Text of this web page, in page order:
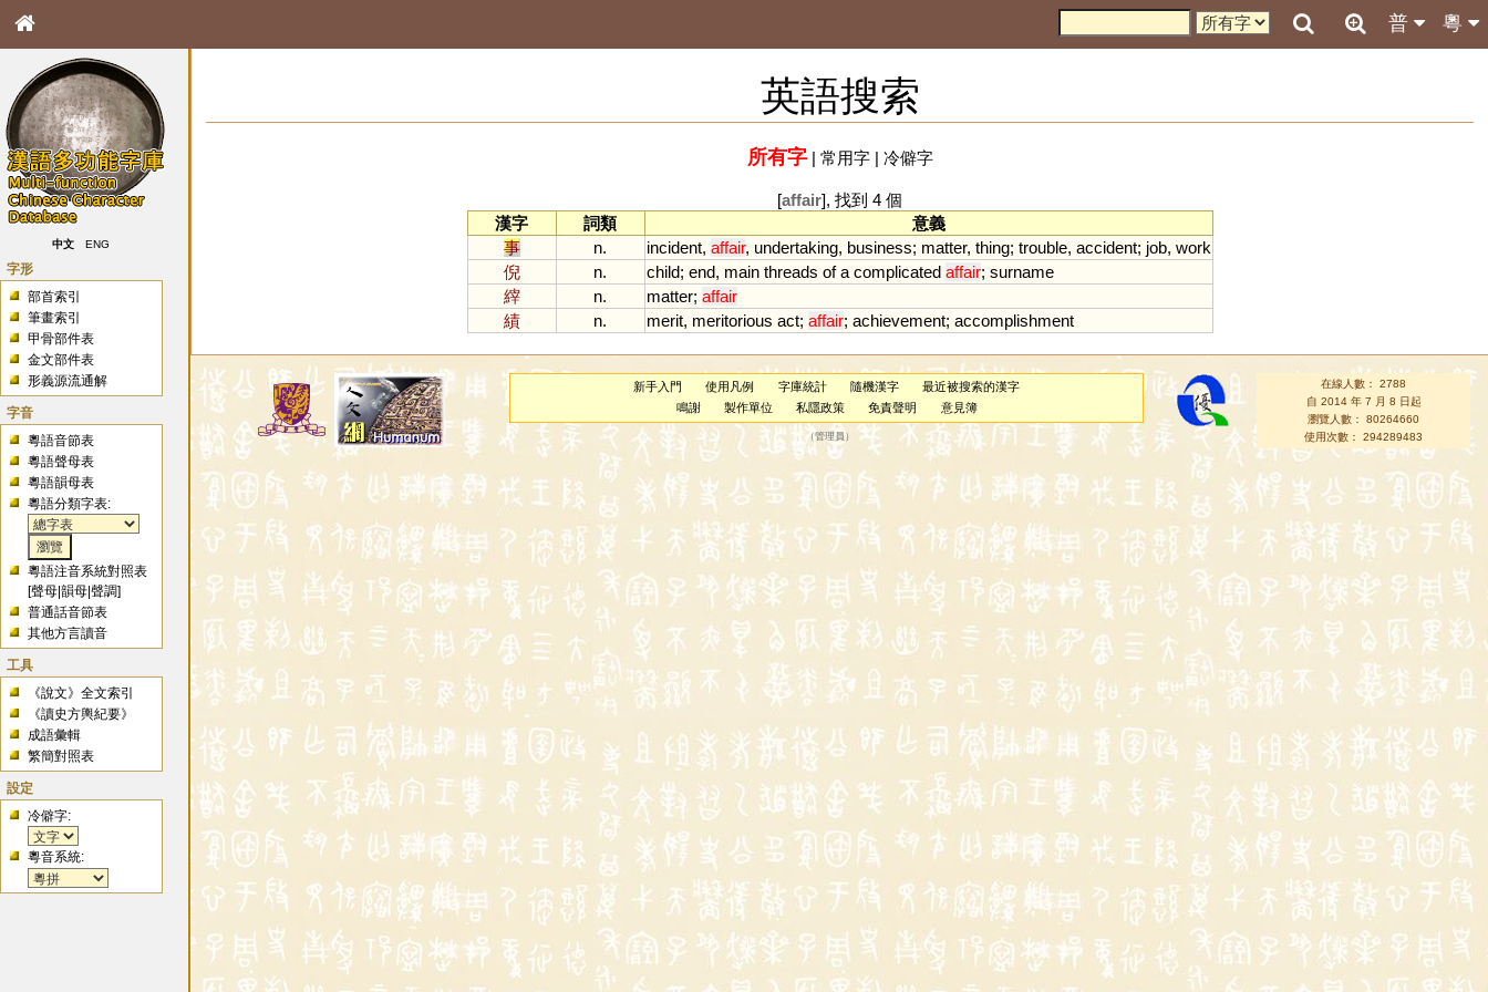
粵
普
中文 ENG
字形
部首索引
筆畫索引
甲骨部件表
金文部件表
形義源流通解
字音
粵語音節表
粵語聲母表
粵語韻母表
粵語分類字表:
粵語注音系統對照表
[聲母 |韻母 |聲調]
普通話音節表
其他方言讀音
工具
《說文》全文索引
《讀史方輿紀要》
成語彙輯
繁簡對照表
設定
冷僻字:
粵音系統:
英語搜索
所有字| 常用字| 冷僻字
[affair], 找到 4 個
漢字
詞類
意義
事
n. incident, affair, undertaking, business; matter, thing; trouble, accident; job, work
倪
n. child; end, main threads of a complicated affair; surname
縡
n. matter; affair
績
n. merit, meritorious act; affair; achievement; accomplishment
新手入門 使用凡例 字庫統計 隨機漢字
最近被搜索的漢字
鳴謝
製作單位 私隱政策 免責聲明 意見簿
（管理員 ）
在線人數： 2788
自 2014 年 7 月 8 日起
瀏覽人數： 80264660
使用次數： 294289483